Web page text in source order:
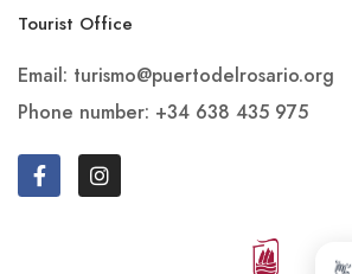
Tourist Office
Email: turismo@puertodelrosario.org
Phone number: +34 638 435 975